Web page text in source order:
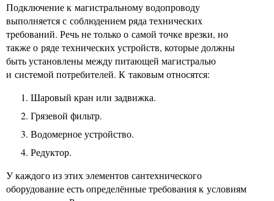
Подключение к магистральному водопроводу
выполняется с соблюдением ряда технических
требований. Речь не только о самой точке врезки, но
также о ряде технических устройств, которые должны
быть установлены между питающей магистралью
и системой потребителей. К таковым относятся:
Шаровый кран или задвижка.
Грязевой фильтр.
Водомерное устройство.
Редуктор.
У каждого из этих элементов сантехнического
оборудование есть определённые требования к условиям